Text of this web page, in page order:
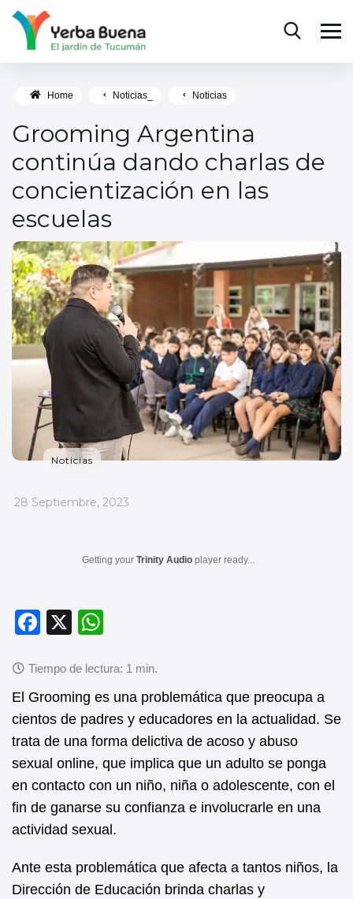
Home Noticias_ Noticias
Grooming Argentina
continúa dando charlas de
concientización en las
escuelas
Noticias
_
28 Septiembre, 2023
Getting your Trinity Audio player ready...
F
c
e
b
o
o
k
X
at
s
A
p
p
El Grooming es una problemática que preocupa a
cientos de padres y educadores en la actualidad. Se
trata de una forma delictiva de acoso y abuso
sexual online, que implica que un adulto se ponga
en contacto con un niño, niña o adolescente, con el
fin de ganarse su confianza e involucrarle en una
actividad sexual.
Ante esta problemática que afecta a tantos niños, la
Dirección de Educación brinda charlas y